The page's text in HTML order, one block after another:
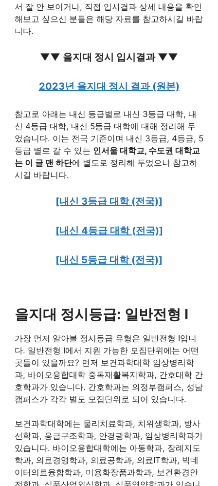
서 잘 안 보이거나, 직접 입시결과 상세 내용을 확인
해보고 싶으신 분들은 해당 자료를 참고하시길 바랍
니다.
▼▼ 을지대 정시 입시결과 ▼▼
2023년 을지대 정시 결과 (원본)
참고로 아래는 내신 등급별로 내신 3등급 대학, 내
신 4등급 대학, 내신 5등급 대학에 대해 정리해 두
었습니다. 이는 전국 기준이며 내신 3등급, 4등급, 5
등급 별로 갈 수 있는 인서울 대학교, 수도권 대학교
는 이 글 맨 하단에 별도로 정리해 두었으니 참고하
시길 바랍니다.
[내신 3등급 대학 (전국)]
[내신 4등급 대학 (전국)]
[내신 5등급 대학 (전국)]
을지대 정시등급: 일반전형 I
가장 먼저 알아볼 정시등급 유형은 일반전형 I입니
다. 일반전형 I에서 지원 가능한 모집단위에는 어떤
곳들이 있을까요? 먼저 보건과학대학 임상병리학
과, 바이오융합대학 중독재활복지학과, 간호대학 간
호학과가 있습니다. 간호학과는 의정부캠퍼스, 성남
캠퍼스가 각각 별도 모집단위로 되어 있습니다.
보건과학대학에는 물리치료학과, 치위생학과, 방사
선학과, 응급구조학과, 안경광학과, 임상병리학과가
있습니다. 바이오융합대학에는 아동학과, 장례지도
학과, 의료경영학과, 의료공학과, 의료IT학과, 빅데
이터의료융합학과, 미용화장품과학과, 보건환경안